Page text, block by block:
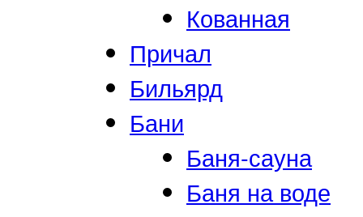
Кованная
Причал
Бильярд
Бани
Баня-сауна
Баня на воде